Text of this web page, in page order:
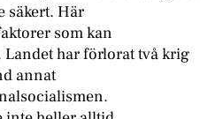
säkert. Här
som kan
har förlorat två krig
annat